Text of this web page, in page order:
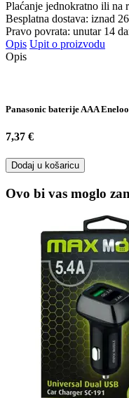
Plaćanje jednokratno ili na
Besplatna dostava: iznad
Pravo povrata: unutar 14
Opis Upit o proizvodu
Opis
Panasonic baterije AAA
7,37 €
Dodaj u košaricu
Ovo bi vas moglo